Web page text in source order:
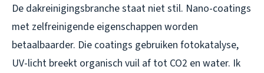
De dakreinigingsbranche staat niet stil. Nano-coatings
met zelfreinigende eigenschappen worden
betaalbaarder. Die coatings gebruiken fotokatalyse,
UV-licht breekt organisch vuil af tot CO2 en water. Ik